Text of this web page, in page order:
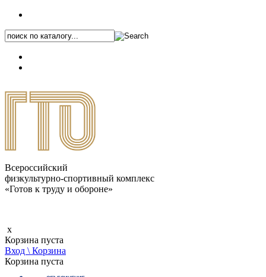
Всероссийский
физкультурно-спортивный комплекс
«Готов к труду и обороне»
x
Корзина пуста
Вход \ Корзина
Корзина пуста